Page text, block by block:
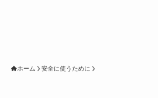
ホーム 安全に使うために